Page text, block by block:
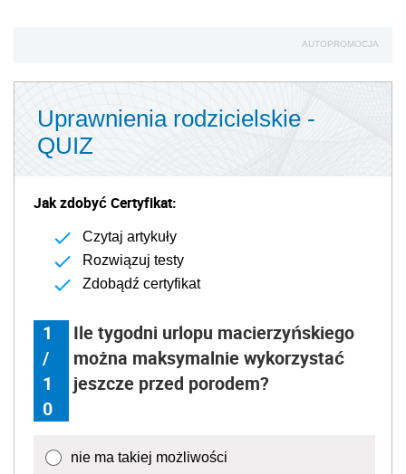
AUTOPROMOCJA
Uprawnienia rodzicielskie -
QUIZ
Jak zdobyć Certyfikat:
Czytaj artykuły
Rozwiązuj testy
Zdobądź certyfikat
1
/
1
0
Ile tygodni urlopu macierzyńskiego
można maksymalnie wykorzystać
jeszcze przed porodem?
nie ma takiej możliwości